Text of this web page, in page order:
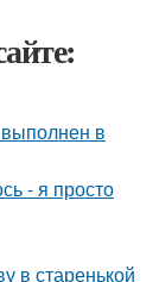
в
- я просто
в старенькой